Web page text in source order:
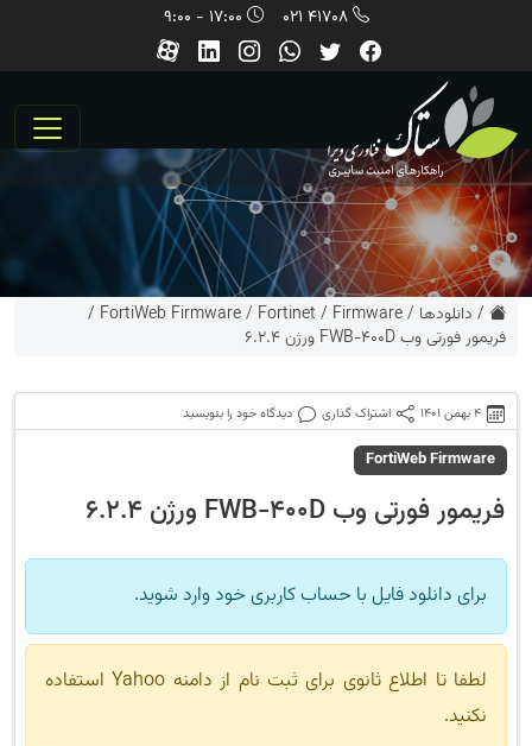
41708 021
/ دانلودها /
Firmware
/
Fortinet
/
FortiWeb Firmware
/
فریمور فورتی وب FWB-400D ورژن 6.2.4
4 بهمن 1401 اشتراک گذاری دیدگاه خود را بنویسید
FortiWeb Firmware
فریمور فورتی وب FWB-400D ورژن 6.2.4
برای دانلود فایل با حساب کاربری خود وارد شوید.
لطفا تا اطلاع ثانوی برای ثبت نام از دامنه Yahoo استفاده
نکنید.